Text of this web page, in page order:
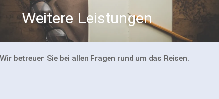
Weitere Leistungen
Wir betreuen Sie bei allen Fragen rund um das Reisen.